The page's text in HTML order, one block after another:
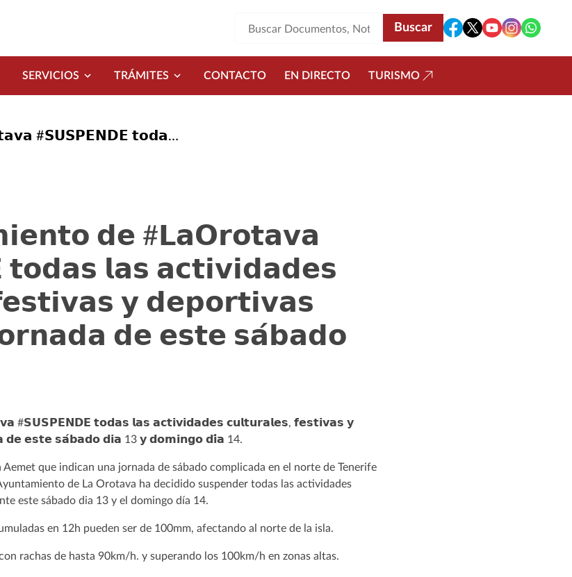
SERVICIOS TRÁMITES CONTACTO EN DIRECTO TURISMO
𝘆 𝗱𝗲𝗽𝗼𝗿𝘁𝗶𝘃𝗮𝘀 𝗱𝘂𝗿𝗮𝗻𝘁𝗲 𝗹𝗮 𝗷𝗼𝗿𝗻𝗮𝗱𝗮 𝗱𝗲 𝗲𝘀𝘁𝗲 𝘀𝗮́𝗯𝗮𝗱𝗼 𝗱𝗶𝗮 13 𝘆
𝗱𝗲 #𝗟𝗮𝗢𝗿𝗼𝘁𝗮𝘃𝗮
𝗹𝗮𝘀 𝗮𝗰𝘁𝗶𝘃𝗶𝗱𝗮𝗱𝗲𝘀
𝘆 𝗱𝗲𝗽𝗼𝗿𝘁𝗶𝘃𝗮𝘀
𝗱𝗲 𝗲𝘀𝘁𝗲 𝘀𝗮́𝗯𝗮𝗱𝗼
#𝗦𝗨𝗦𝗣𝗘𝗡𝗗𝗘 𝘁𝗼𝗱𝗮𝘀 𝗹𝗮𝘀 𝗮𝗰𝘁𝗶𝘃𝗶𝗱𝗮𝗱𝗲𝘀 𝗰𝘂𝗹𝘁𝘂𝗿𝗮𝗹𝗲𝘀, 𝗳𝗲𝘀𝘁𝗶𝘃𝗮𝘀 𝘆
𝗱𝗲 𝗲𝘀𝘁𝗲 𝘀𝗮́𝗯𝗮𝗱𝗼 𝗱𝗶𝗮 13 𝘆 𝗱𝗼𝗺𝗶𝗻𝗴𝗼 𝗱𝗶́𝗮 14.
que indican una jornada de sábado complicada en el norte de Tenerife
de La Orotava ha decidido suspender todas las actividades
este sábado dia 13 y el domingo día 14.
en 12h pueden ser de 100mm, afectando al norte de la isla.
rachas de hasta 90km/h. y superando los 100km/h en zonas altas.